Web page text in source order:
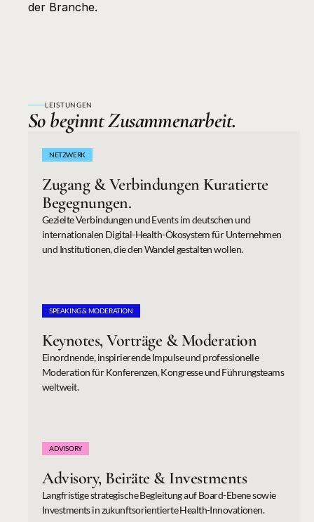
der Branche.
LEISTUNGEN
So beginnt Zusammenarbeit.
NETZWERK
Zugang & Verbindungen Kuratierte
Begegnungen.
Gezielte Verbindungen und Events im deutschen und
internationalen Digital-Health-Ökosystem für Unternehmen
und Institutionen, die den Wandel gestalten wollen.
SPEAKING & MODERATION
Keynotes, Vorträge & Moderation
Einordnende, inspirierende Impulse und professionelle
Moderation für Konferenzen, Kongresse und Führungsteams
weltweit.
ADVISORY
Advisory, Beiräte & Investments
Langfristige strategische Begleitung auf Board-Ebene sowie
Investments in zukunftsorientierte Health-Innovationen.